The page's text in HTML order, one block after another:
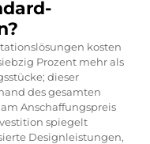
kosten
Prozent mehr als
dieser
des gesamten
Anschaffungspreis
spiegelt
Designleistungen,